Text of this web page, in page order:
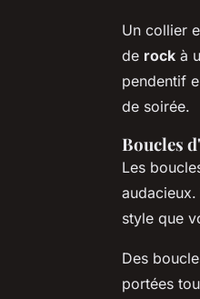
Un collier
de rock à
pendentif
de soirée.
Boucles
Les
style que
Des
portées